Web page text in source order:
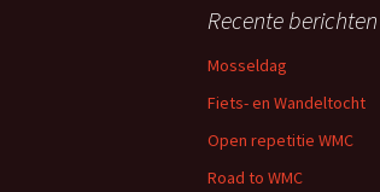
Recente berichten
Mosseldag
Fiets- en Wandeltocht
Open repetitie WMC
Road to WMC